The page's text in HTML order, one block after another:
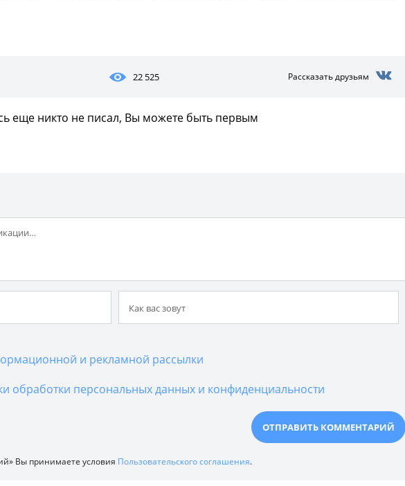
22 525 Рассказать друзьям
еще никто не писал, Вы можете быть первым
и рекламной рассылки
обработки персональных данных и конфиденциальности
Вы принимаете условия Пользовательского соглашения.